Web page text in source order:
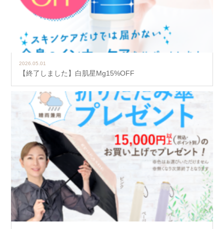
2026.05.01
【終了しました】白肌星Mg15%OFF